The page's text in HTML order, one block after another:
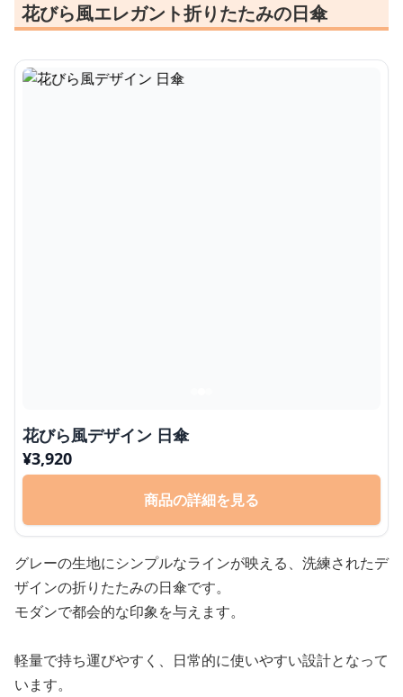
花びら風エレガント折りたたみの日傘
花びら風デザイン 日傘
¥3,920
商品の詳細を見る
グレーの生地にシンプルなラインが映える、洗練されたデ
ザインの折りたたみの日傘です。
モダンで都会的な印象を与えます。
軽量で持ち運びやすく、日常的に使いやすい設計となって
います。